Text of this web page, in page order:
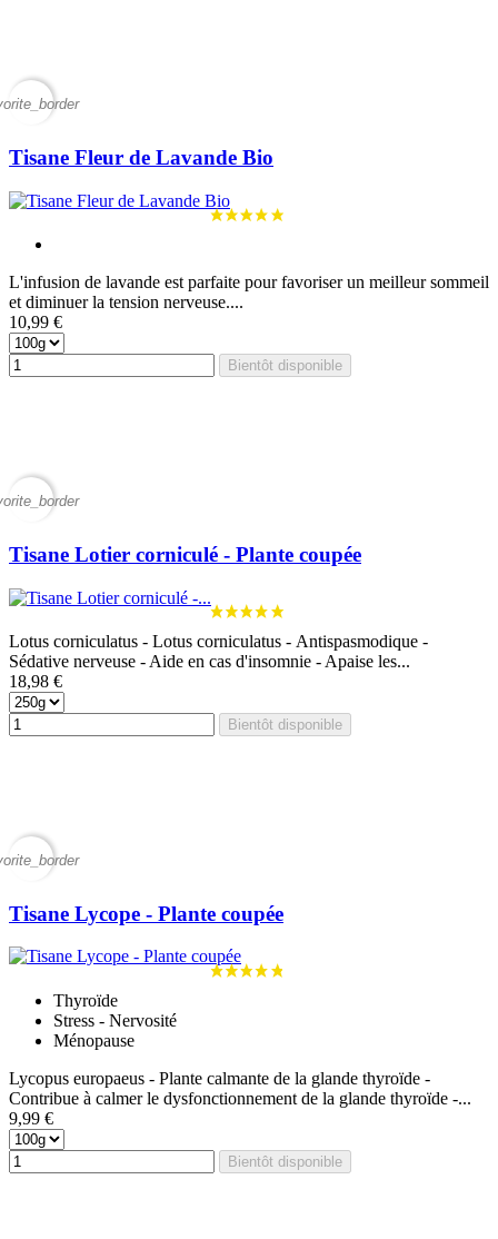
Tisane Fleur de Lavande Bio
L'infusion de lavande est parfaite pour favoriser un meilleur sommeil
et diminuer la tension nerveuse....
10,99 €
Bientôt disponible
Tisane Lotier corniculé - Plante coupée
Lotus corniculatus - Lotus corniculatus - Antispasmodique -
Sédative nerveuse - Aide en cas d'insomnie - Apaise les...
18,98 €
Bientôt disponible
Tisane Lycope - Plante coupée
Thyroïde
Stress - Nervosité
Ménopause
Lycopus europaeus - Plante calmante de la glande thyroïde -
Contribue à calmer le dysfonctionnement de la glande thyroïde -...
9,99 €
Bientôt disponible